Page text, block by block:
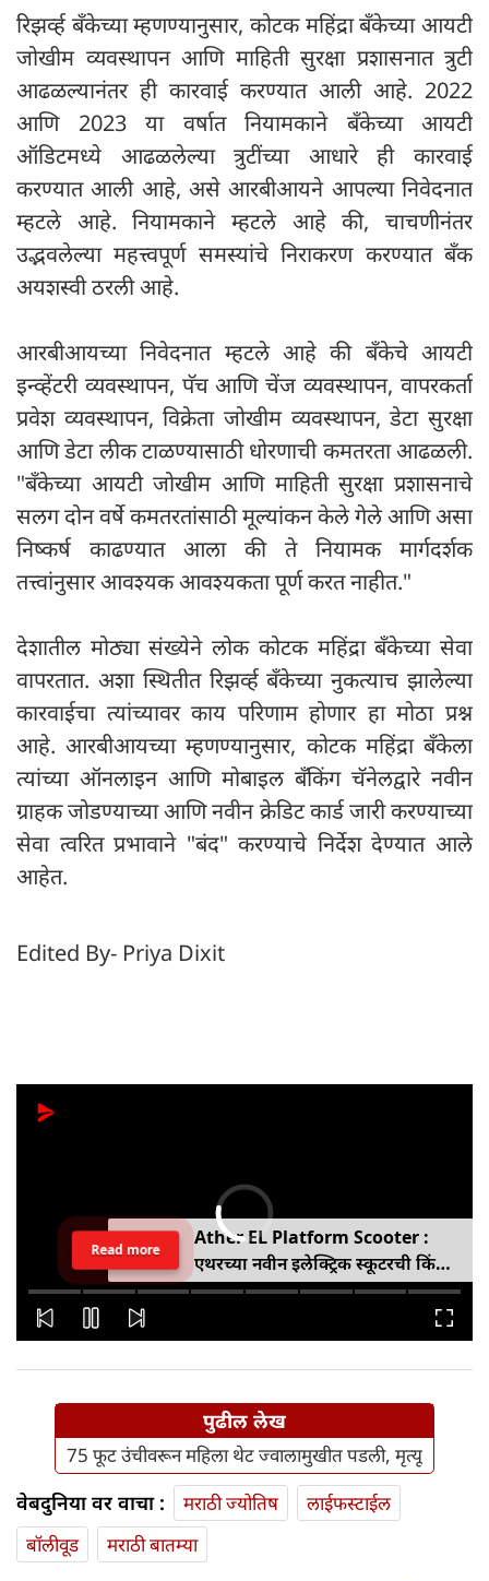
रिझर्व्ह बँकेच्या म्हणण्यानुसार, कोटक महिंद्रा बँकेच्या आयटी
जोखीम व्यवस्थापन आणि माहिती सुरक्षा प्रशासनात त्रुटी
आढळल्यानंतर ही कारवाई करण्यात आली आहे. 2022
आणि 2023 या वर्षात नियामकाने बँकेच्या आयटी
ऑडिटमध्ये आढळलेल्या त्रुटींच्या आधारे ही कारवाई
करण्यात आली आहे, असे आरबीआयने आपल्या निवेदनात
म्हटले आहे. नियामकाने म्हटले आहे की, चाचणीनंतर
उद्भवलेल्या महत्त्वपूर्ण समस्यांचे निराकरण करण्यात बँक
अयशस्वी ठरली आहे.
आरबीआयच्या निवेदनात म्हटले आहे की बँकेचे आयटी
इन्व्हेंटरी व्यवस्थापन, पॅच आणि चेंज व्यवस्थापन, वापरकर्ता
प्रवेश व्यवस्थापन, विक्रेता जोखीम व्यवस्थापन, डेटा सुरक्षा
आणि डेटा लीक टाळण्यासाठी धोरणाची कमतरता आढळली.
"बँकेच्या आयटी जोखीम आणि माहिती सुरक्षा प्रशासनाचे
सलग दोन वर्षे कमतरतांसाठी मूल्यांकन केले गेले आणि असा
निष्कर्ष काढण्यात आला की ते नियामक मार्गदर्शक
तत्त्वांनुसार आवश्यक आवश्यकता पूर्ण करत नाहीत."
देशातील मोठ्या संख्येने लोक कोटक महिंद्रा बँकेच्या सेवा
वापरतात. अशा स्थितीत रिझर्व्ह बँकेच्या नुकत्याच झालेल्या
कारवाईचा त्यांच्यावर काय परिणाम होणार हा मोठा प्रश्न
आहे. आरबीआयच्या म्हणण्यानुसार, कोटक महिंद्रा बँकेला
त्यांच्या ऑनलाइन आणि मोबाइल बँकिंग चॅनेलद्वारे नवीन
ग्राहक जोडण्याच्या आणि नवीन क्रेडिट कार्ड जारी करण्याच्या
सेवा त्वरित प्रभावाने "बंद" करण्याचे निर्देश देण्यात आले
आहेत.
Edited By- Priya Dixit
Ather EL Platform Scooter :
जाहीर, जाणून घ्या कोनार्कमध्ये कोणती
Read more
पुढील लेख
75 फूट उंचीवरून महिला थेट ज्वालामुखीत पडली, मृत्यू
वेबदुनिया वर वाचा : मराठी ज्योतिष
लाईफस्टाईल
बॉलीवूड
मराठी बातम्या